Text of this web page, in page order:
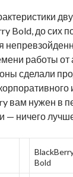
Bold, до сих
работы от
сделали
вам нужен в
— ничего
Bold